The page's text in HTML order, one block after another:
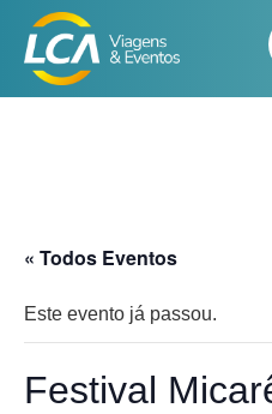
« Todos Eventos
Este evento já passou.
Festival